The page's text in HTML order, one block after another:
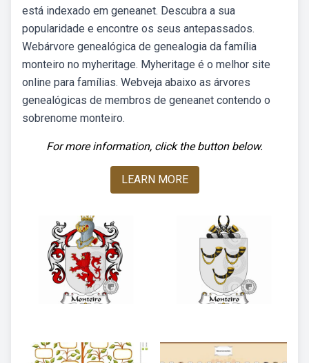
está indexado em geneanet. Descubra a sua
popularidade e encontre os seus antepassados.
Webárvore genealógica de genealogia da família
monteiro no myheritage. Myheritage é o melhor site
online para famílias. Webveja abaixo as árvores
genealógicas de membros de geneanet contendo o
sobrenome monteiro.
For more information, click the button below.
LEARN MORE